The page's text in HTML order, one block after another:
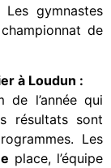
Les gymnastes
de
à Loudun :
de l’année qui
résultats sont
Les
place, l’équipe